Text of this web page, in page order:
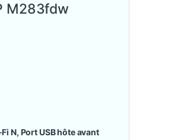
M283fdw
N, Port USB hôte avant